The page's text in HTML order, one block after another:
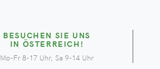
BESUCHEN SIE UNS
IN ÖSTERREICH!
Mo-Fr 8-17 Uhr, Sa 9-14 Uhr